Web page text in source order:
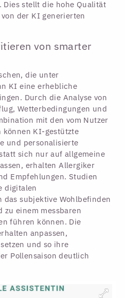
stellt die hohe Qualität
der KI generierten
von smarter
die unter
KI eine erhebliche
Durch die Analyse von
Wetterbedingungen und
mit den vom Nutzer
können KI-gestützte
und personalisierte
sich nur auf allgemeine
erhalten Allergiker
Empfehlungen. Studien
digitalen
das subjektive Wohlbefinden
zu einem messbaren
führen können. Die
anpassen,
und so ihre
Pollensaison deutlich